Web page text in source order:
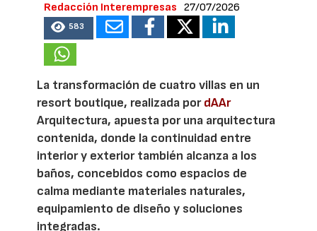
Redacción Interempresas 27/07/2026
583
La transformación de cuatro villas en un
resort boutique, realizada pordAAr
Arquitectura, apuesta por una arquitectura
contenida, donde la continuidad entre
interior y exterior también alcanza a los
baños, concebidos como espacios de
calma mediante materiales naturales,
equipamiento de diseño y soluciones
integradas.